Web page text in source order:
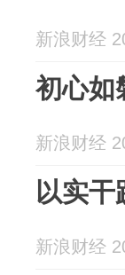
新浪财经
初心如
新浪财经
以实干
新浪财经